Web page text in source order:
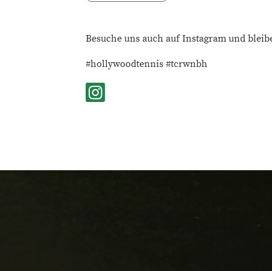
Besuche uns auch auf Instagram und
#hollywoodtennis #tcrwnbh